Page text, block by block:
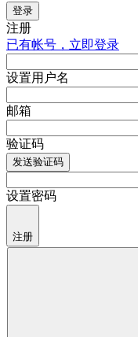
登录
注册
已有帐号，立即登录
设置用户名
邮箱
验证码
发送验证码
设置密码
注册